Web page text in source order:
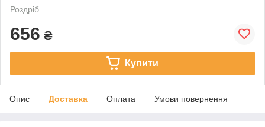
Роздріб
656 ₴
Купити
Опис Доставка Оплата Умови повернення